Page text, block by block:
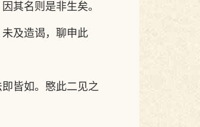
其名则是非生矣。
及造谒，聊申此
皆如。愍此二见之